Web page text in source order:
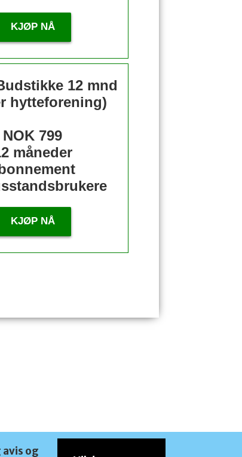
KJØP NÅ
12 mnd
hytteforening)
NOK 799
måneder
KJØP NÅ
og